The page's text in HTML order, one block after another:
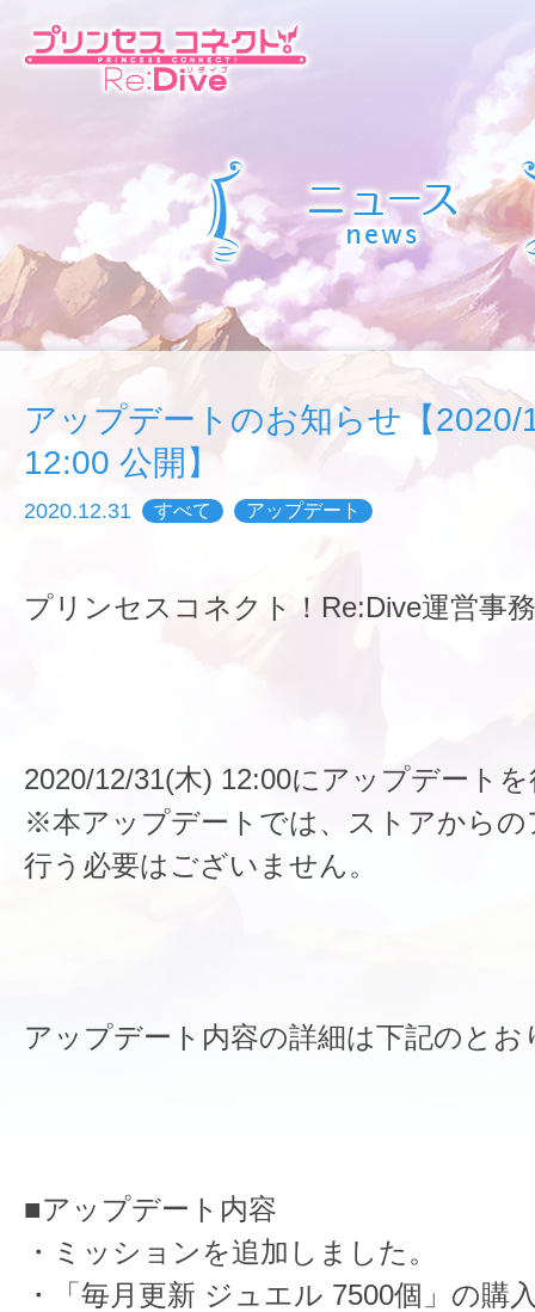
アップデートのお知らせ【2020/
12:00 公開】
2020.12.31 すべて アップデート
プリンセスコネクト！Re:Dive運営事
2020/12/31(木) 12:00にアップデート
※本アップデートでは、ストアからの
行う必要はございません。
アップデート内容の詳細は下記のとお
■アップデート内容
・ミッションを追加しました。
・「毎月更新 ジュエル 7500個」の購